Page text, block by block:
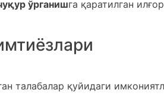
ўрганишга қаратилган
талабалар қуйидаги